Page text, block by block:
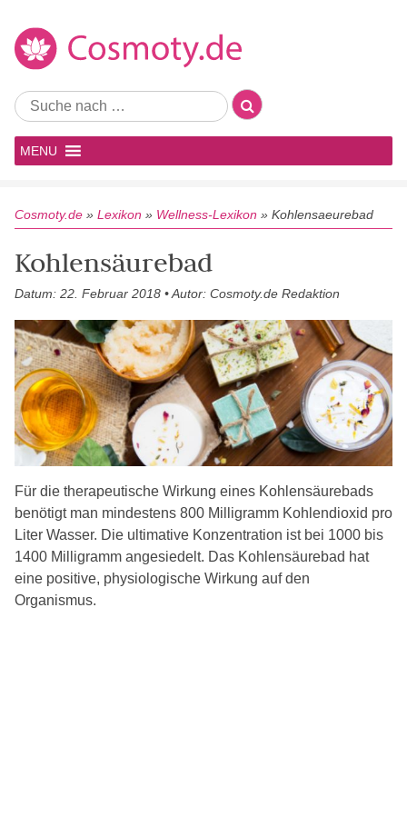
MENU
Cosmoty.de » Lexikon » Wellness-Lexikon » Kohlensaeurebad
Kohlensäurebad
Datum: 22. Februar 2018 • Autor: Cosmoty.de Redaktion
Für die therapeutische Wirkung eines Kohlensäurebads
benötigt man mindestens 800 Milligramm Kohlendioxid pro
Liter Wasser. Die ultimative Konzentration ist bei 1000 bis
1400 Milligramm angesiedelt. Das Kohlensäurebad hat
eine positive, physiologische Wirkung auf den
Organismus.